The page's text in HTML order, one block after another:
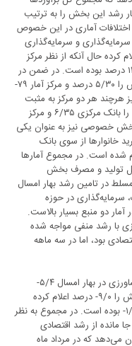
رشد این بخش را به ترتیب
اختلافات آماری در این خصوص
و سرمایه‌گذاری
منفی و به ترتیب ۵/۳- و ۳/۱۰- اعلام کرده حال آنکه از نظر مرکز
آمار رشد این دو بخش مثبت و برابر با ۴/۸ و ۱۳ درصد بوده است. در ضمن در
حوزه واردات کالا نیز بانک مرکزی رشد این بخش را ۵/۳۰ درصد و مرکز آمار ۷۹-
هرچند هر دو مرکز به مثبت
بودن رشد آن اشاره کرده‌اند اما میزان این رشد را بانک مرکزی ۶/۳۵ و مرکز
بخش خصوصی نیز به عنوان یکی
خانوارها از سوی بانک
آمار ۳/۸ درصد اعلام شده است. در مجموع آمارها
تولید و مصرف بخش
در تامین رشد بهار امسال
سرمایه‌گذاری در حوزه
دو منبع بسیار بالاست.
با رشد منفی مواجه شده
بود، اما در سه ماهه
بر اساس آمار مرکز آمار رشد اقتصادی بخش کشاورزی در بهار امسال ۵/۴-
درصد بوده است. بانک مرکزی نیز رشد این بخش را ۹/۰- درصد اعلام کرده
است. گروه معدن نیز بر اساس آمار مرکز آمار ۱/۰- بوده است. در مجموع به نظر
از رشد اقتصادی
می‌دهد که در مرداد ماه